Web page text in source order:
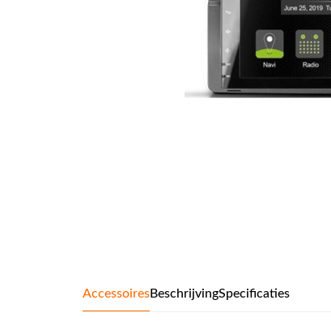
AccessoiresBeschrijvingSpecificaties